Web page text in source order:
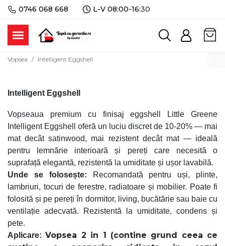
0746 068 668 L-V 08:00-16:30
Vopsea Intelligent Eggshell
Intelligent Eggshell
Vopseaua premium cu finisaj eggshell Little Greene
Intelligent Eggshell oferă un luciu discret de 10-20% — mai
mat decât satinwood, mai rezistent decât mat — ideală
pentru lemnărie interioară și pereți care necesită o
suprafață elegantă, rezistentă la umiditate și ușor lavabilă.
Unde se folosește: Recomandată pentru uși, plinte,
lambriuri, tocuri de ferestre, radiatoare și mobilier. Poate fi
folosită și pe pereți în dormitor, living, bucătărie sau baie cu
ventilație adecvată. Rezistentă la umiditate, condens și
pete.
Aplicare: Vopsea 2 in 1 (contine grund ceea ce